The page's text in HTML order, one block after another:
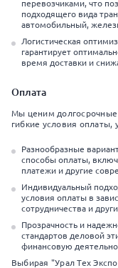
перевозчиками, что
подходящего вида
автомобильный,
Логистическая
гарантирует
время доставки и
Оплата
Мы ценим долгосрочные
гибкие условия оплаты,
Разнообразные
способы оплаты,
платежи и другие
Индивидуальный
условия оплаты в
сотрудничества и
Прозрачность и
стандартов деловой
финансовую
Выбирая "Урал Тех